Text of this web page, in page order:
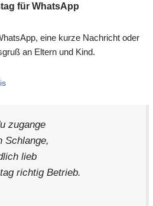
für WhatsApp
eine kurze Nachricht oder
an Eltern und Kind.
zugange
Schlange,
lieb
richtig Betrieb.